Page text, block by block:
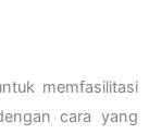
memfasilitasi
cara yang